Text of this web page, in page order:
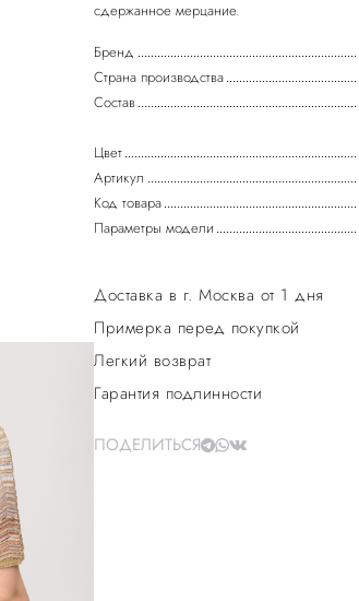
Бренд
Страна производства
Состав
Цвет
Артикул
Код товара
Параметры модели
Доставка в г. Москва от 1 дня
Примерка перед покупкой
Легкий возврат
Гарантия подлинности
ПОДЕЛИТЬСЯ